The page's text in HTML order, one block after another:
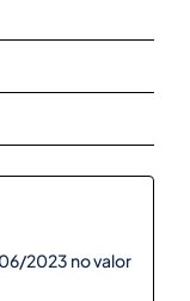
2023 no valor